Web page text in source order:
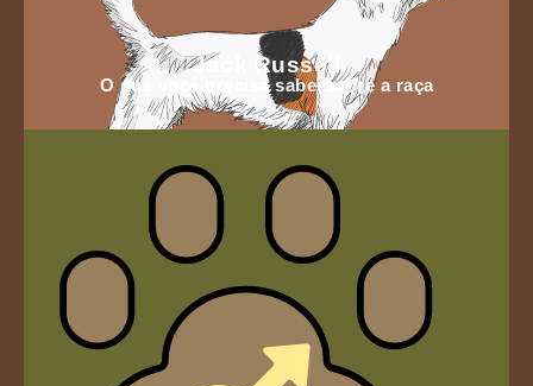
Jack Russell
O que você precisa sabersobre a raça